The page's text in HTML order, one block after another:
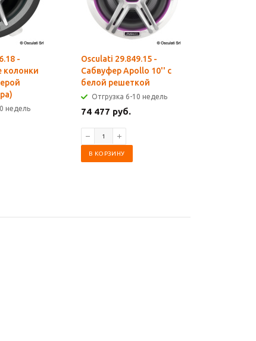
-
колонки
недель
Osculati 29.849.15 -
Сабвуфер Apollo 10'' с
белой решеткой
Отгрузка 6-10 недель
74 477 руб.
В КОРЗИНУ